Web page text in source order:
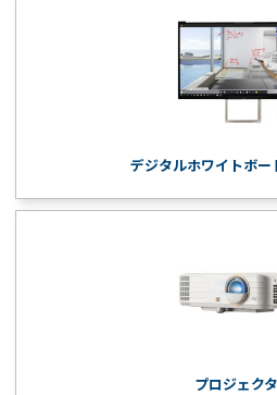
デジタルホワイトボー
プロジェク